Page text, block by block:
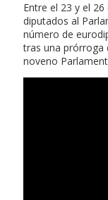
Entre el 23 y el
diputados al
número de
tras una prórroga
noveno